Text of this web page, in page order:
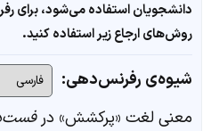
دانشجویان استفاده می‌شود، برای
روش‌های ارجاع زیر استفاده کنید.
شیوه‌ی رفرنس‌دهی:
معنی لغت «پرکشش» در